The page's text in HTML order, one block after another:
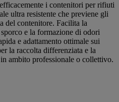
i contenitori per rifiuti
ultra resistente che previene gli
del contenitore. Facilita la
e la formazione di odori
e adattamento ottimale sui
la raccolta differenziata e la
ambito professionale o collettivo.